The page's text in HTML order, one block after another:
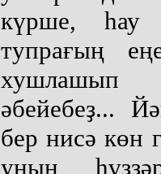
күрше,
тупрағың
әбейебеҙ...
бер нисә көн
уның